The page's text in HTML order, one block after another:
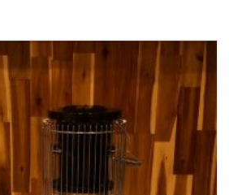
る！)